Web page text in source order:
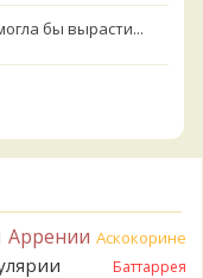
бы вырасти...
подтверждений
и тот же гриб. Они
участием.
вопросам!
Аррении Аскокорине
Баттаррея